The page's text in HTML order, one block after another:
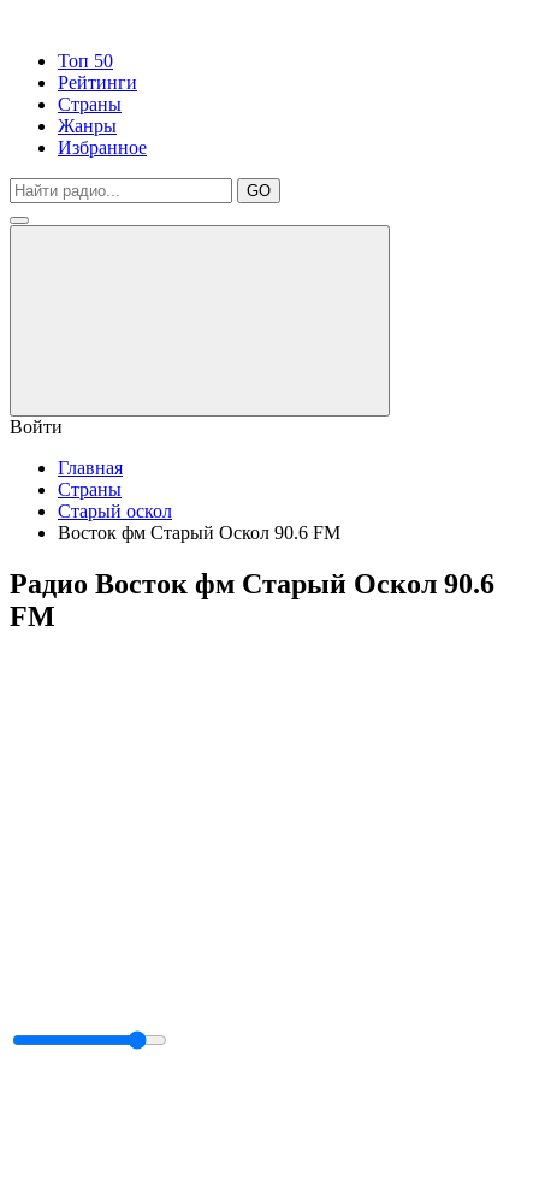
Топ 50
Рейтинги
Страны
Жанры
Избранное
GO
Войти
Главная
Страны
Старый оскол
Восток фм Старый Оскол 90.6 FM
Радио Восток фм Старый Оскол 90.6
FM